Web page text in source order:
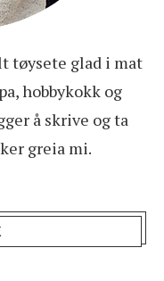
tøysete glad i mat
hobbykokk og
å skrive og ta
greia mi.